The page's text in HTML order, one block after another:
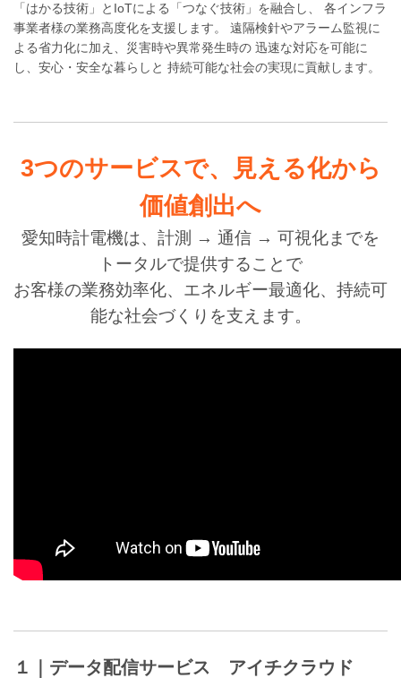
「はかる技術」とIoTによる「つなぐ技術」を融合し、 各インフラ
事業者様の業務高度化を支援します。 遠隔検針やアラーム監視に
よる省力化に加え、災害時や異常発生時の 迅速な対応を可能に
し、安心・安全な暮らしと 持続可能な社会の実現に貢献します。
3つのサービスで、見える化から
価値創出へ
愛知時計電機は、計測 → 通信 → 可視化までを
トータルで提供することで
お客様の業務効率化、エネルギー最適化、持続可
能な社会づくりを支えます。
１｜データ配信サービス アイチクラウド